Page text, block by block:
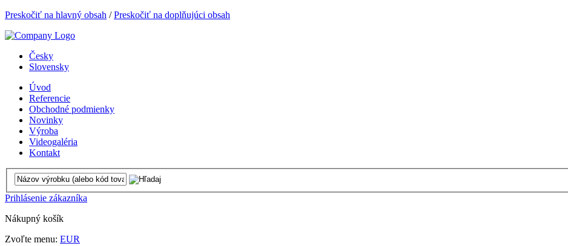
Preskočiť na hlavný obsah /Preskočiť na doplňujúci obsah
Česky
Slovensky
Úvod
Referencie
Obchodné podmienky
Novinky
Výroba
Videogaléria
Kontakt
Prihlásenie zákazníka
Nákupný košík
Zvoľte menu: EUR